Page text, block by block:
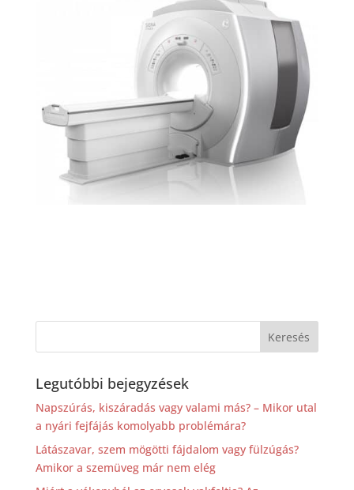
Legutóbbi bejegyzések
Napszúrás, kiszáradás vagy valami más? – Mikor utal
a nyári fejfájás komolyabb problémára?
Látászavar, szem mögötti fájdalom vagy fülzúgás?
Amikor a szemüveg már nem elég